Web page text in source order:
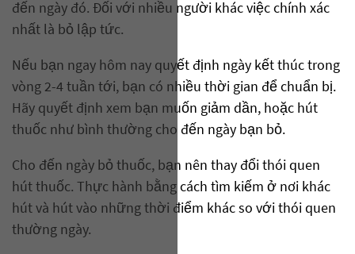
đến ngày đó. Đối với nhiều người khác việc chính xác
nhất là bỏ lập tức.
Nếu bạn ngay hôm nay quyết định ngày kết thúc trong
vòng 2-4 tuần tới, bạn có nhiều thời gian để chuẩn bị.
Hãy quyết định xem bạn muốn giảm dần, hoặc hút
thuốc như bình thường cho đến ngày bạn bỏ.
Cho đến ngày bỏ thuốc, bạn nên thay đổi thói quen
hút thuốc. Thực hành bằng cách tìm kiếm ở nơi khác
hút và hút vào những thời điểm khác so với thói quen
thường ngày.